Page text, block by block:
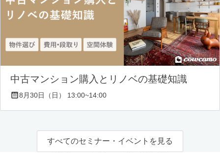
中古マンション購入とリノベの基礎知識
8月30日（日） 13:00~14:00
すべてのセミナー・イベントを見る